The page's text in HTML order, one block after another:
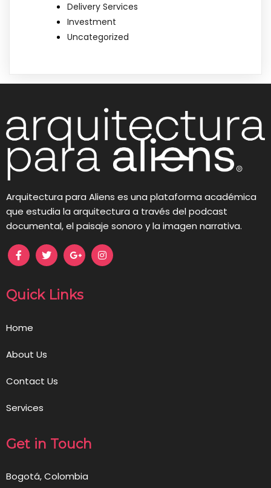
Delivery Services
Investment
Uncategorized
Arquitectura para Aliens es una plataforma académica
que estudia la arquitectura a través del podcast
documental, el paisaje sonoro y la imagen narrativa.
Quick Links
Home
About Us
Contact Us
Services
Get in Touch
Bogotá, Colombia